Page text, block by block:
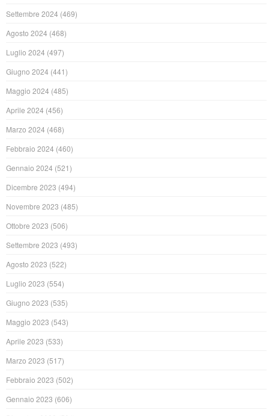
Settembre 2024 (469)
Agosto 2024 (468)
Luglio 2024 (497)
Giugno 2024 (441)
Maggio 2024 (485)
Aprile 2024 (456)
Marzo 2024 (468)
Febbraio 2024 (460)
Gennaio 2024 (521)
Dicembre 2023 (494)
Novembre 2023 (485)
Ottobre 2023 (506)
Settembre 2023 (493)
Agosto 2023 (522)
Luglio 2023 (554)
Giugno 2023 (535)
Maggio 2023 (543)
Aprile 2023 (533)
Marzo 2023 (517)
Febbraio 2023 (502)
Gennaio 2023 (606)